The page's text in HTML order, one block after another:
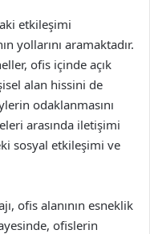
etkileşimi
yollarını aramaktadır.
ofis içinde açık
alan hissini de
odaklanmasını
arasında iletişimi
sosyal etkileşimi ve
ofis alanının esneklik
ofislerin